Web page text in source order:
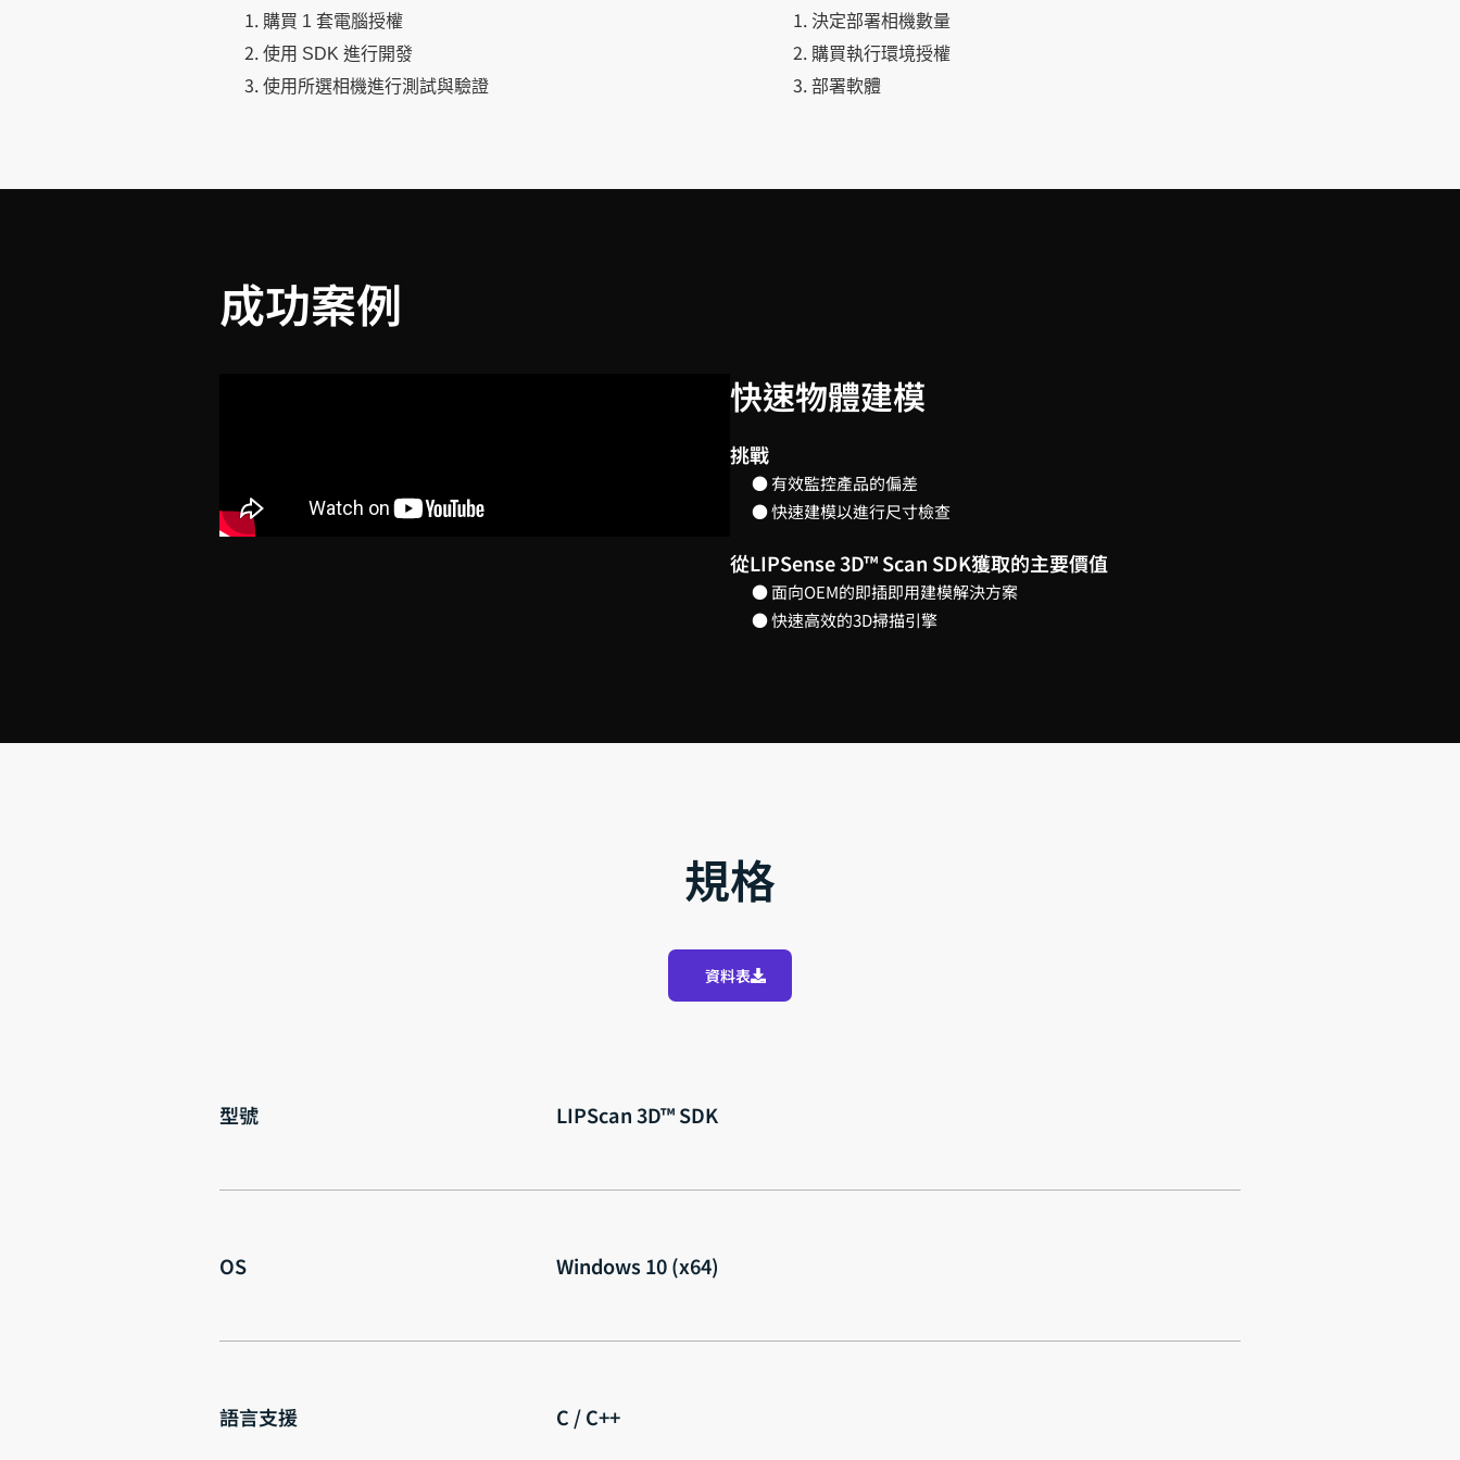
購買 1 套電腦授權
使用 SDK 進行開發
使用所選相機進行測試與驗證
決定部署相機數量
購買執行環境授權
部署軟體
成功案例
快速物體建模
挑戰
● 有效監控產品的偏差
● 快速建模以進行尺寸檢查
從LIPSense 3D™ Scan SDK獲取的主要價值
● 面向OEM的即插即用建模解決方案
● 快速高效的3D掃描引擎
規格
資料表
型號 LIPScan 3D™ SDK
OS Windows 10 (x64)
語言支援 C / C++